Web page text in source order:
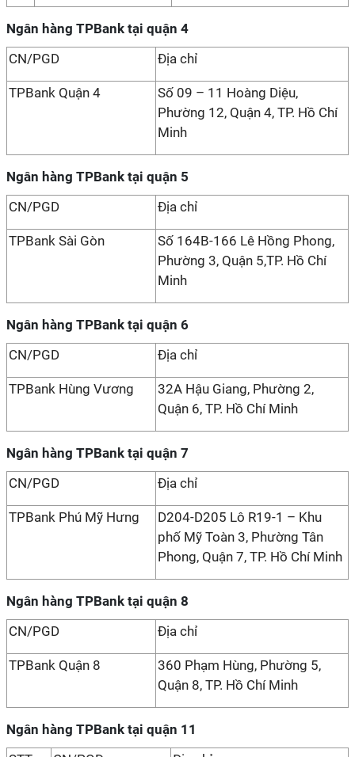
Ngân hàng TPBank tại quận 4
CN/PGD
Địa chỉ
TPBank Quận 4
Số 09 – 11 Hoàng Diệu,
Phường 12, Quận 4, TP. Hồ Chí
Minh
Ngân hàng TPBank tại quận 5
CN/PGD
Địa chỉ
TPBank Sài Gòn
Số 164B-166 Lê Hồng Phong,
Phường 3, Quận 5,TP. Hồ Chí
Minh
Ngân hàng TPBank tại quận 6
CN/PGD
Địa chỉ
TPBank Hùng Vương
32A Hậu Giang, Phường 2,
Quận 6, TP. Hồ Chí Minh
Ngân hàng TPBank tại quận 7
CN/PGD
Địa chỉ
TPBank Phú Mỹ Hưng
D204-D205 Lô R19-1 – Khu
phố Mỹ Toàn 3, Phường Tân
Phong, Quận 7, TP. Hồ Chí Minh
Ngân hàng TPBank tại quận 8
CN/PGD
Địa chỉ
TPBank Quận 8
360 Phạm Hùng, Phường 5,
Quận 8, TP. Hồ Chí Minh
Ngân hàng TPBank tại quận 11